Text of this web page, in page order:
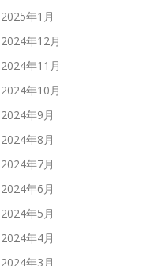
2025年1月
2024年12月
2024年11月
2024年10月
2024年9月
2024年8月
2024年7月
2024年6月
2024年5月
2024年4月
2024年3月